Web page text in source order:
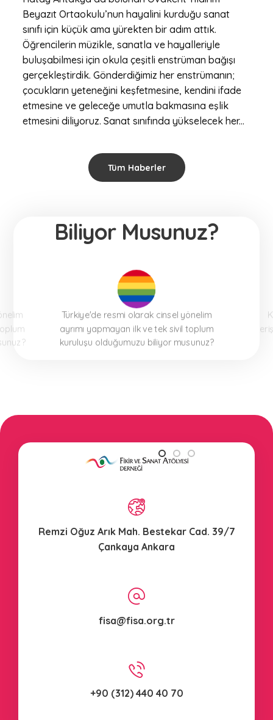
Beyazıt Ortaokulu’nun hayalini kurduğu sanat
sınıfı için küçük ama yürekten bir adım attık.
Öğrencilerin müzikle, sanatla ve hayalleriyle
buluşabilmesi için okula çeşitli enstrüman bağışı
gerçekleştirdik. Gönderdiğimiz her enstrümanın;
çocukların yeteneğini keşfetmesine, kendini ifade
etmesine ve geleceğe umutla bakmasına eşlik
etmesini diliyoruz. Sanat sınıfında yükselecek her...
Tüm Haberler
Biliyor Musunuz?
Türkiye'de resmi olarak cinsel yönelim
ayrımı yapmayan ilk ve tek sivil toplum
kuruluşu olduğumuzu biliyor musunuz?
Remzi Oğuz Arık Mah. Bestekar Cad. 39/7
Çankaya Ankara
fisa@fisa.org.tr
+90 (312) 440 40 70